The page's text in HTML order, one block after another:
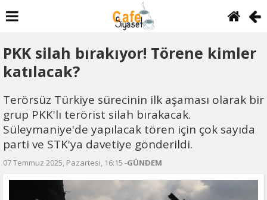
PKK silah bırakıyor! Törene kimler
katılacak?
Terörsüz Türkiye sürecinin ilk aşaması olarak bir
grup PKK'lı terörist silah bırakacak.
Süleymaniye'de yapılacak tören için çok sayıda
parti ve STK'ya davetiye gönderildi.
07 Temmuz 2025, Pazartesi, 16:15 -GÜNDEM